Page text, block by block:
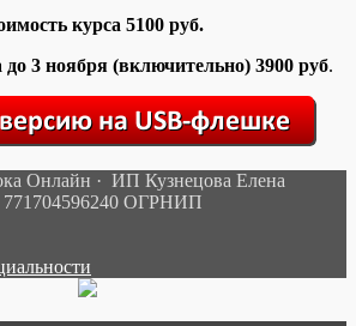
курса 5100 руб.
до 3 ноября (включительно) 3900 руб.
Онлайн · ИП Кузнецова Елена
ОГРНИП